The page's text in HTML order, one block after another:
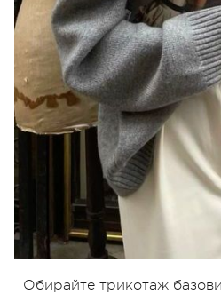
Обирайте трикотаж